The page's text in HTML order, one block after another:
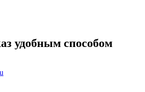
удобным способом